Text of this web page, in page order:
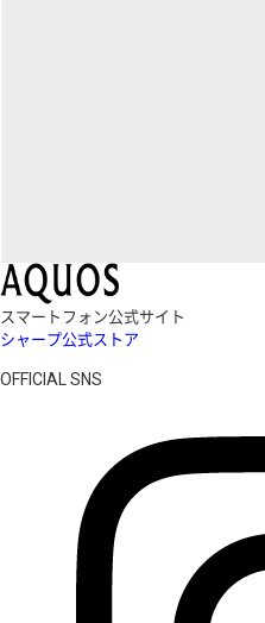
スマートフォン公式サイト
シャープ公式ストア
OFFICIAL SNS